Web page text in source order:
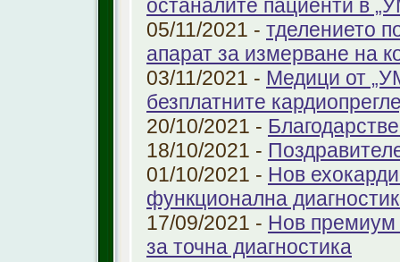
останалите пациенти в
05/11/2021 - тделението
апарат за измерване на
03/11/2021 - Медици от
безплатните
20/10/2021 -
18/10/2021 -
01/10/2021 - Нов
функционална
17/09/2021 - Нов премиум
за точна диагностика